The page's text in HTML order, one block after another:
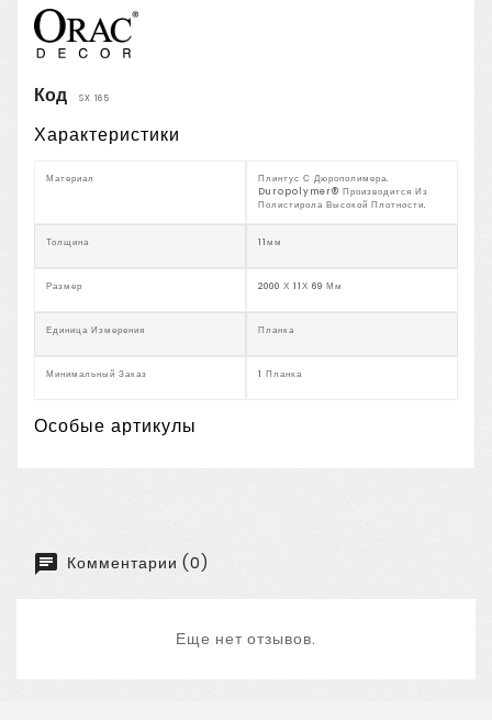
Код SX 165
Характеристики
Материал
Плинтус С Дюрополимера.
Duropolymer® Производится Из
Полистирола Высокой Плотности.
Толщина 11мм
Размер 2000 Х 11Х 69 Мм
Единица Измерения Планка
Минимальный Заказ 1 Планка
Особые артикулы
Комментарии (0)
Еще нет отзывов.